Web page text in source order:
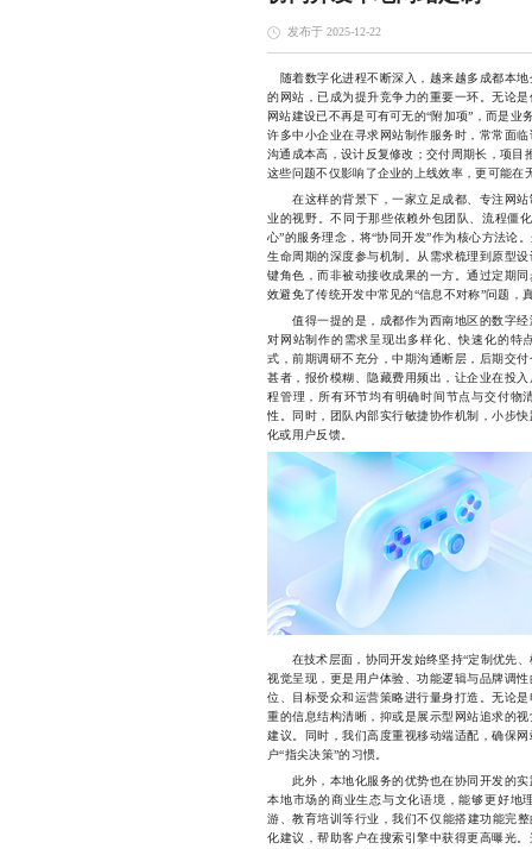
发布于 2025-12-22
随着数字化进程不断深入，越来越多成都本
的网站，已成为提升竞争力的重要一环。无论
网站建设已不再是可有可无的“附加项”，而是
许多中小企业在寻求网站制作服务时，常常面
沟通成本高，设计反复修改；交付周期长，项目
这些问题不仅影响了企业的上线效率，更可能在
在这样的背景下，一家立足成都、专注网
业的视野。不同于那些依赖外包团队、流程僵
心”的服务理念，将“协同开发”作为核心方法论
生命周期的深度参与机制。从需求梳理到原型
键角色，而非被动接收成果的一方。通过定期
效避免了传统开发中常见的“信息不对称”问题，
值得一提的是，成都作为西南地区的数字经
对网站制作的需求呈现出多样化、快速化的特
式，前期调研不充分，中期沟通断层，后期交
甚者，报价模糊、隐藏费用频出，让企业在投
程管理，所有环节均有明确时间节点与交付物
性。同时，团队内部实行敏捷协作机制，小步
化或用户反馈。
在技术层面，协同开发始终坚持“定制优先、
视觉呈现，更是用户体验、功能逻辑与品牌调
位、目标受众和运营策略进行量身打造。无论
重的信息结构清晰，抑或是展示型网站追求的
建议。同时，我们高度重视移动端适配，确保
户“指尖决策”的习惯。
此外，本地化服务的优势也在协同开发的实
本地市场的商业生态与文化语境，能够更好地
游、教育培训等行业，我们不仅能搭建功能完
化建议，帮助客户在搜索引擎中获得更高曝光